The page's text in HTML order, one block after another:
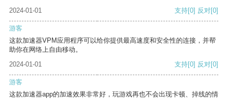
2024-01-01 支持[0] 反对[0]
游客
这款加速器VPM应用程序可以给你提供最高速度和安全性的连接，并帮
助你在网络上自由移动。
2024-01-01
支持[0] 反对[0]
游客
这款加速器app的加速效果非常好，玩游戏再也不会出现卡顿、掉线的情